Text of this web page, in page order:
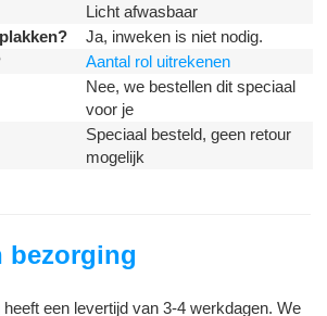
Licht afwasbaar
Ja, inweken is niet nodig.
Aantal rol uitrekenen
Nee, we bestellen dit speciaal
voor je
Speciaal besteld, geen retour
mogelijk
bezorging
heeft een levertijd van 3-4 werkdagen. We